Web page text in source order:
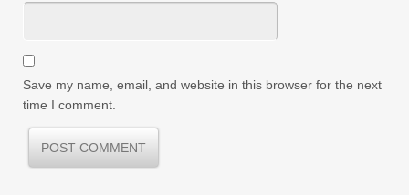
Save my name, email, and website in this browser for the next
time I comment.